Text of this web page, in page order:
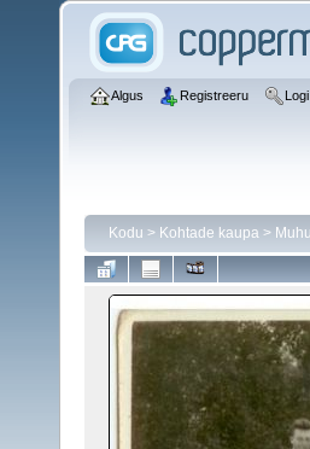
Algus Registreeru
Kodu > Kohtade kaupa >